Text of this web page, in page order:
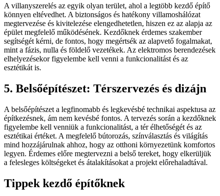
A villanyszerelés az egyik olyan terület, ahol a legtöbb kezdő építő
könnyen eltévedhet. A biztonságos és hatékony villamoshálózat
megtervezése és kivitelezése elengedhetetlen, hiszen ez az alapja az
épület megfelelő működésének. Kezdőknek érdemes szakember
segítségét kérni, de fontos, hogy megértsék az alapvető fogalmakat,
mint a fázis, nulla és földelő vezetékek. Az elektromos berendezések
elhelyezésekor figyelembe kell venni a funkcionalitást és az
esztétikát is.
5. Belsőépítészet: Térszervezés és dizájn
A belsőépítészet a legfinomabb és legkevésbé technikai aspektusa az
építkezésnek, ám nem kevésbé fontos. A tervezés során a kezdőknek
figyelembe kell venniük a funkcionalitást, a tér élhetőségét és az
esztétikai értéket. A megfelelő bútorozás, színválasztás és világítás
mind hozzájárulnak ahhoz, hogy az otthoni környezetünk komfortos
legyen. Érdemes előre megtervezni a belső tereket, hogy elkerüljük
a felesleges költségeket és átalakításokat a projekt előrehaladtával.
Tippek kezdő építőknek